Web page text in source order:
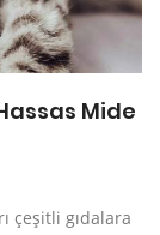
Mide
çeşitli gıdalara